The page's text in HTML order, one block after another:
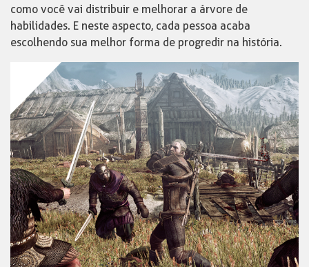
como você vai distribuir e melhorar a árvore de
habilidades. E neste aspecto, cada pessoa acaba
escolhendo sua melhor forma de progredir na história.